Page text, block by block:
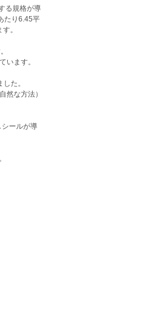
る規格が導
たり6.45平
。
います。
た。
然な方法）
ールが導